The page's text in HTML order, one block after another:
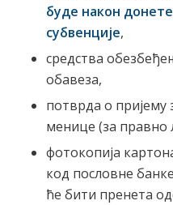
буде након
субвенције,
средства
обавеза,
потврда о пријему
менице (за правно
фотокопија
код пословне
ће бити пренета